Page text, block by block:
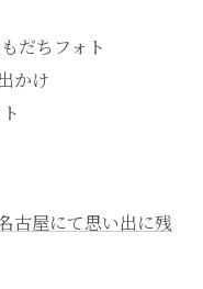
だちフォト
かけ
古屋にて思い出に残